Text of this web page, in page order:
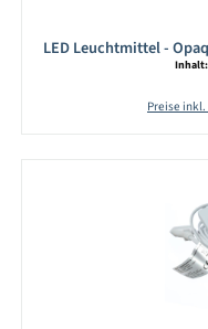
LED Leuchtmittel -
Inhalt:
Preise